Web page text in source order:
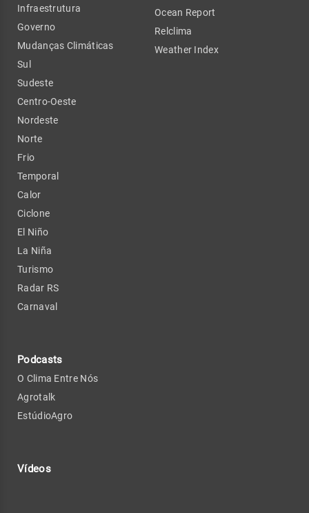
Infraestrutura
Governo
Mudanças Climáticas
Sul
Sudeste
Centro-Oeste
Nordeste
Norte
Frio
Temporal
Calor
Ciclone
El Niño
La Niña
Turismo
Radar RS
Carnaval
Podcasts
O Clima Entre Nós
Agrotalk
EstúdioAgro
Vídeos
Ocean Report
Relclima
Weather Index